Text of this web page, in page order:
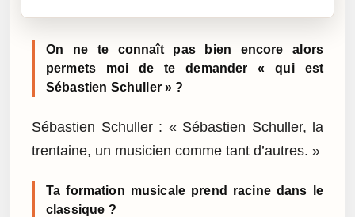
On ne te connaît pas bien encore alors
permets moi de te demander « qui est
Sébastien Schuller » ?
Sébastien Schuller : « Sébastien Schuller, la
trentaine, un musicien comme tant d’autres. »
Ta formation musicale prend racine dans le
classique ?